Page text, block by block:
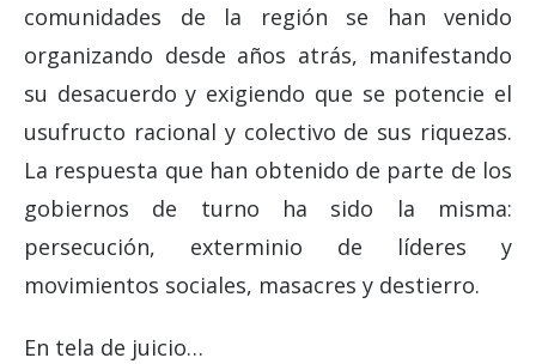
comunidades de la región se han venido
organizando desde años atrás, manifestando
su desacuerdo y exigiendo que se potencie el
usufructo racional y colectivo de sus riquezas.
La respuesta que han obtenido de parte de los
gobiernos de turno ha sido la misma:
persecución, exterminio de líderes y
movimientos sociales, masacres y destierro.
En tela de juicio…